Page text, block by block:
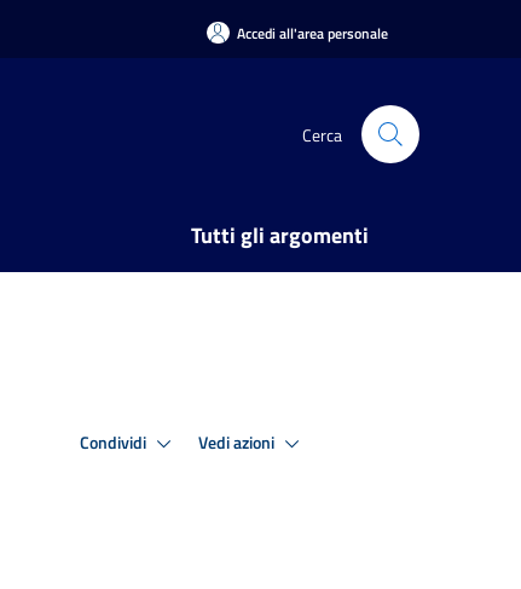
Accedi all'area personale
Cerca
Tutti gli argomenti
Condividi Vedi azioni